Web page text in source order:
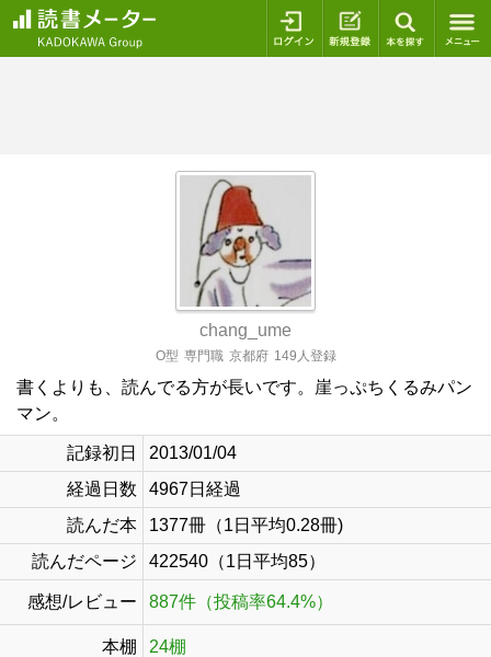
ログイン 新規登録
chang_ume
O型 専門職 京都府 149人登録
書くよりも、読んでる方が長いです。崖っぷちくるみパン
マン。
記録初日
2013/01/04
経過日数
4967日経過
読んだ本
1377冊（1日平均0.28冊)
読んだページ
422540（1日平均85）
感想/レビュー 887件（投稿率64.4%）
本棚 24棚